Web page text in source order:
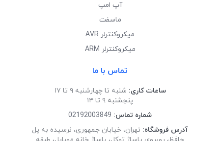
آپ امپ
ماسفت
میکروکنترلر AVR
میکروکنترلر ARM
تماس با ما
ساعات کاری: شنبه تا چهارشنبه ۹ تا ۱۷
پنجشنبه ۹ تا ۱۴
شماره تماس: 02192003849
آدرس فروشگاه: تهران، خیابان جمهوری، نرسیده به پل